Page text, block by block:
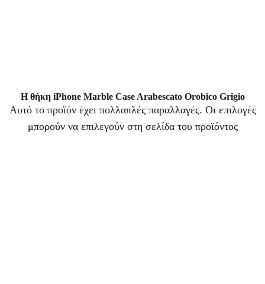
Η θήκη iPhone Marble Case Arabescato Orobico Grigio
Αυτό το προϊόν έχει πολλαπλές παραλλαγές. Οι επιλογές
μπορούν να επιλεγούν στη σελίδα του προϊόντος